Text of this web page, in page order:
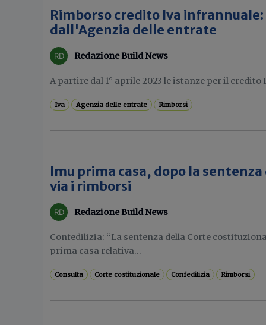
Rimborso credito Iva
dall'Agenzia delle entrate
Redazione Build News
A partire dal 1° aprile 2023 le istanze per il credito
Iva Agenzia delle entrate Rimborsi
Imu prima casa, dopo la sentenza
via i rimborsi
Redazione Build News
Confedilizia: “La sentenza della Corte
prima casa relativa...
Consulta Corte costituzionale Confedilizia Rimborsi